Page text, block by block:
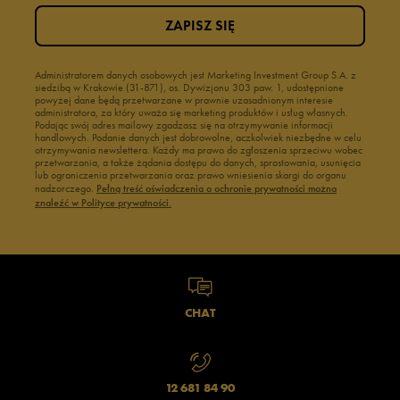
Administratorem danych osobowych jest Marketing Investment Group S.A. z
siedzibą w Krakowie (31-871), os. Dywizjonu 303 paw. 1, udostępnione
powyżej dane będą przetwarzane w prawnie uzasadnionym interesie
administratora, za który uważa się marketing produktów i usług własnych.
Podając swój adres mailowy zgadzasz się na otrzymywanie informacji
handlowych. Podanie danych jest dobrowolne, aczkolwiek niezbędne w celu
otrzymywania newslettera. Każdy ma prawo do zgłoszenia sprzeciwu wobec
przetwarzania, a także żądania dostępu do danych, sprostowania, usunięcia
lub ograniczenia przetwarzania oraz prawo wniesienia skargi do organu
nadzorczego. Pełną treść oświadczenia o ochronie prywatności można
znaleźć w Polityce prywatności.
ZAPISZ SIĘ
CHAT
12 681 84 90